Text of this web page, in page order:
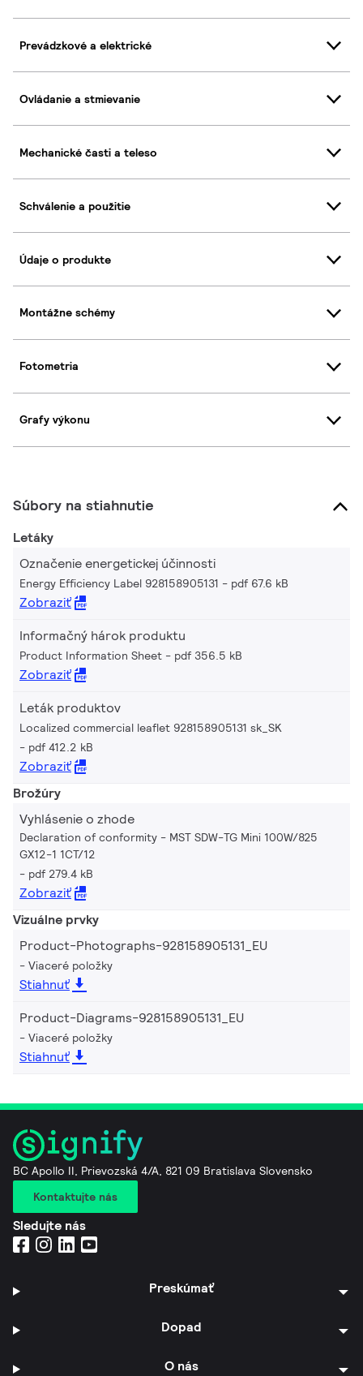
Prevádzkové a elektrické
Ovládanie a stmievanie
Mechanické časti a teleso
Schválenie a použitie
Údaje o produkte
Montážne schémy
Fotometria
Grafy výkonu
Súbory na stiahnutie
Letáky
Označenie energetickej účinnosti
Energy Efficiency Label 928158905131 pdf 67.6 kB
Zobraziť
Informačný hárok produktu
Product Information Sheet pdf 356.5 kB
Zobraziť
Leták produktov
Localized commercial leaflet 928158905131 sk_SK
pdf 412.2 kB
Zobraziť
Brožúry
Vyhlásenie o zhode
Declaration of conformity - MST SDW-TG Mini 100W/825
GX12-1 1CT/12
pdf 279.4 kB
Zobraziť
Vizuálne prvky
Product-Photographs-928158905131_EU
Viaceré položky
Stiahnuť
Product-Diagrams-928158905131_EU
Viaceré položky
Stiahnuť
BC Apollo II, Prievozská 4/A, 821 09 Bratislava Slovensko
Kontaktujte nás
Sledujte nás
Preskúmať
Dopad
O nás